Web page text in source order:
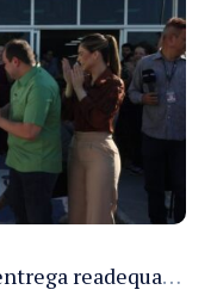
Governador Roberto Cidade entrega readequação do ambulatório da FCecon e amplia capacidade de atendimento oncológico em Manaus